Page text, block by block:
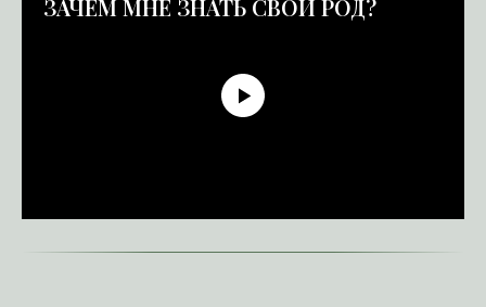
ЗАЧЕМ МНЕ ЗНАТЬ СВОЙ РОД?